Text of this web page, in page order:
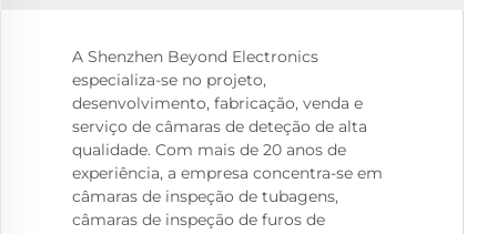
A Shenzhen Beyond Electronics
especializa-se no projeto,
desenvolvimento, fabricação, venda e
serviço de câmaras de deteção de alta
qualidade. Com mais de 20 anos de
experiência, a empresa concentra-se em
câmaras de inspeção de tubagens,
câmaras de inspeção de furos de